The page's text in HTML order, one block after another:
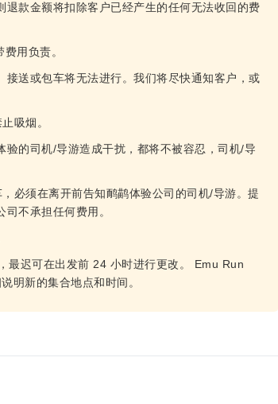
款金额将扣除客户已经产生的任何无法收回的费
用负责。
送或包车将无法进行。我们将尽快通知客户，或
吸烟。
的司机/导游造成干扰，都将不被容忍，司机/导
必须在离开前告知鸸鹋体验公司的司机/导游。提
不承担任何费用。
最迟可在出发前 24 小时进行更改。 Emu Run
明新的集合地点和时间。